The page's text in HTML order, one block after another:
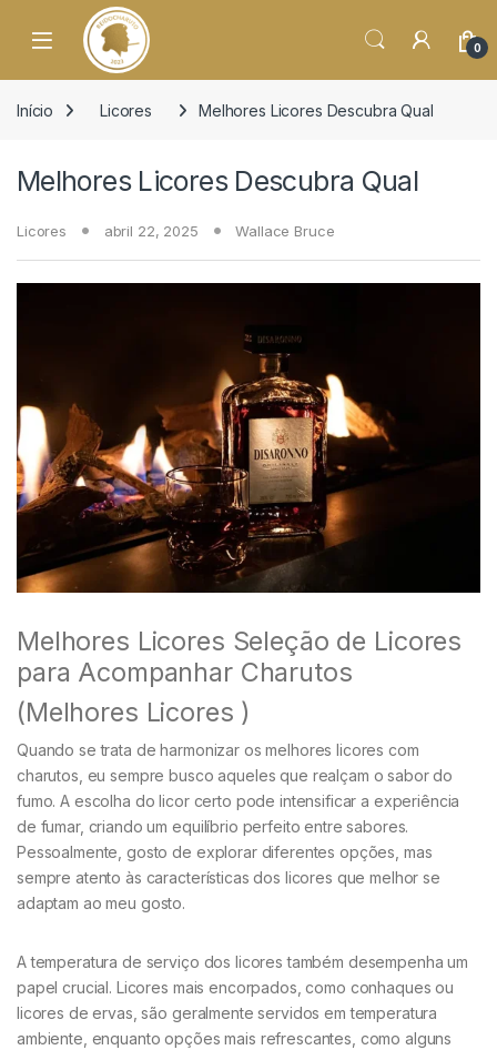
Open 0
Início Licores Melhores Licores Descubra Qual
Melhores Licores Descubra Qual
Licores abril 22, 2025 Wallace Bruce
Melhores Licores Seleção de Licores
para Acompanhar Charutos
(Melhores Licores )
Quando se trata de harmonizar os melhores licores com
charutos, eu sempre busco aqueles que realçam o sabor do
fumo. A escolha do licor certo pode intensificar a experiência
de fumar, criando um equilíbrio perfeito entre sabores.
Pessoalmente, gosto de explorar diferentes opções, mas
sempre atento às características dos licores que melhor se
adaptam ao meu gosto.
A temperatura de serviço dos licores também desempenha um
papel crucial. Licores mais encorpados, como conhaques ou
licores de ervas, são geralmente servidos em temperatura
ambiente, enquanto opções mais refrescantes, como alguns